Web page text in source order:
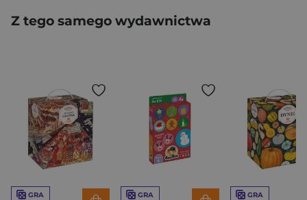
Z tego samego wydawnictwa
GRA GRA GRA